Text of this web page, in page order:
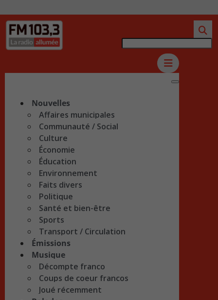
Nouvelles
Affaires municipales
Communauté / Social
Culture
Économie
Éducation
Environnement
Faits divers
Politique
Santé et bien-être
Sports
Transport / Circulation
Émissions
Musique
Décompte franco
Coups de coeur francos
Joué récemment